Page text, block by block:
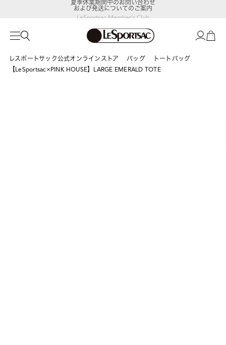
LeSportsac Member's Club
ポイントアップキャンペーン開催中
および発送についてのご案内
レスポートサック公式オンラインストア バッグ
トートバッグ
【LeSportsac×PINK HOUSE】LARGE EMERALD TOTE